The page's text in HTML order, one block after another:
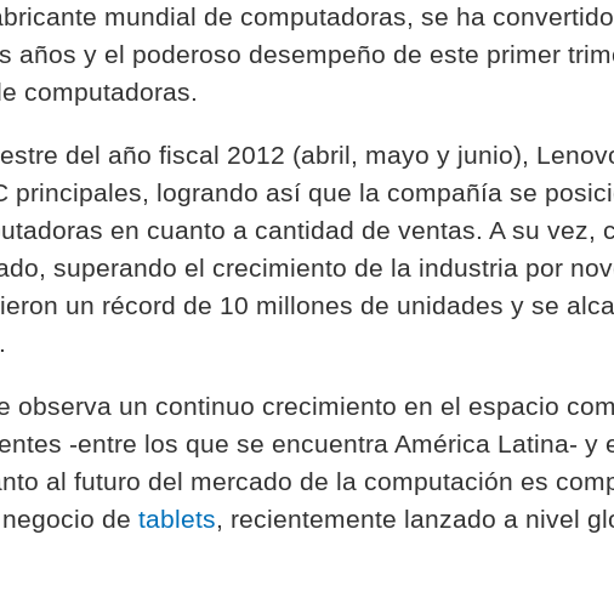
mundial de computadoras, se ha
años y el poderoso desempeño de este primer
computadoras.
del año fiscal 2012 (abril, mayo y junio),
principales, logrando así que la compañía se
en cuanto a cantidad de ventas. A su vez,
superando el crecimiento de la industria por
un récord de 10 millones de unidades y se
observa un continuo crecimiento en el espacio
-entre los que se encuentra América Latina- y
al futuro del mercado de la computación es
de tablets, recientemente lanzado a nivel